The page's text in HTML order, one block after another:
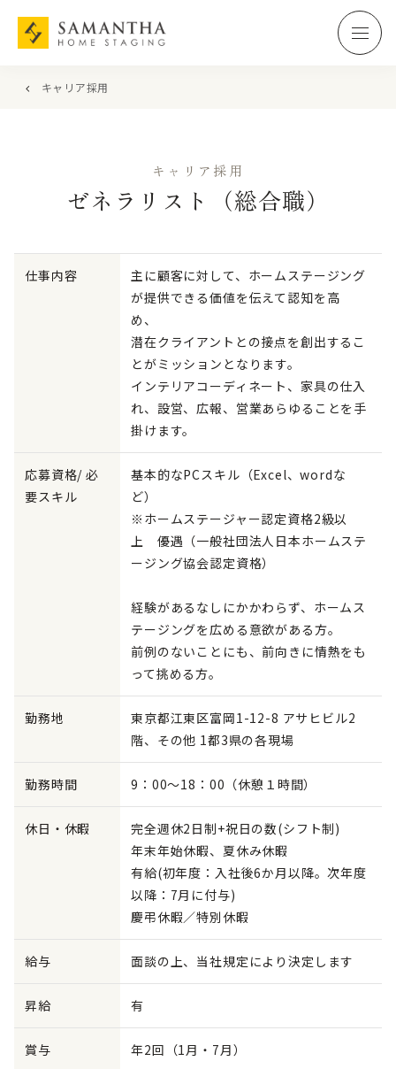
キャリア採用
キャリア採用
ゼネラリスト（総合職）
仕事内容
主に顧客に対して、ホームステージング
が提供できる価値を伝えて認知を高
め、
潜在クライアントとの接点を創出するこ
とがミッションとなります。
インテリアコーディネート、家具の仕入
れ、設営、広報、営業あらゆることを手
掛けます。
応募資格/ 必
要スキル
基本的なPCスキル（Excel、wordな
ど）
※ホームステージャー認定資格2級以
上 優遇（一般社団法人日本ホームステ
ージング協会認定資格）
経験があるなしにかかわらず、ホームス
テージングを広める意欲がある方。
前例のないことにも、前向きに情熱をも
って挑める方。
勤務地
東京都江東区富岡1-12-8 アサヒビル2
階、その他 1都3県の各現場
勤務時間 9：00～18：00（休憩１時間）
休日・休暇
完全週休2日制+祝日の数(シフト制)
年末年始休暇、夏休み休暇
有給(初年度：入社後6か月以降。次年度
以降：7月に付与)
慶弔休暇／特別休暇
給与 面談の上、当社規定により決定します
昇給 有
賞与 年2回（1月・7月）